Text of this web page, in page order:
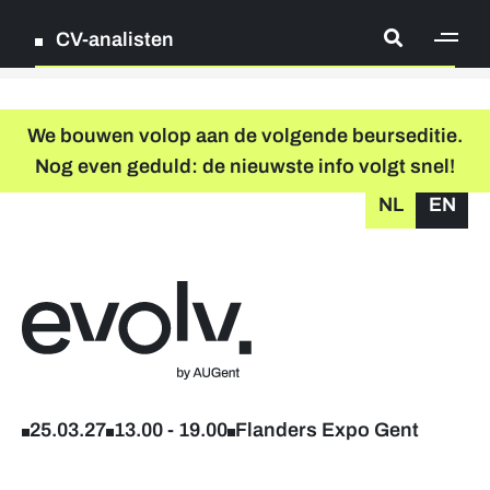
CV-analisten
Log in
Registreer
Registreer
Deelnemende bedrijven
We bouwen volop aan de volgende beurseditie.
Nog even geduld: de nieuwste info volgt snel!
NL
EN
25.03.27 13.00 - 19.00 Flanders Expo Gent